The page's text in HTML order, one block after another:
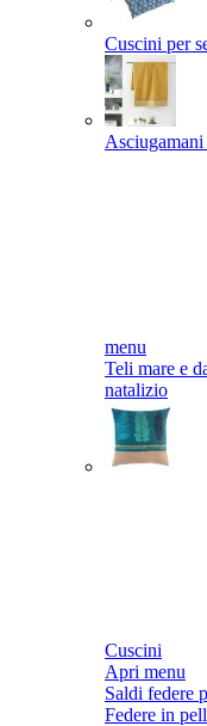
Cuscini per
menu
Teli mare e
natalizio
Cuscini
Apri menu
Saldi federe
Federe in